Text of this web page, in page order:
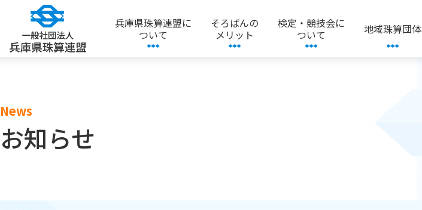
News
お知らせ
兵庫県珠算連盟に
ついて
そろばんの
メリット
検定・競技会に
ついて
地域珠算団体